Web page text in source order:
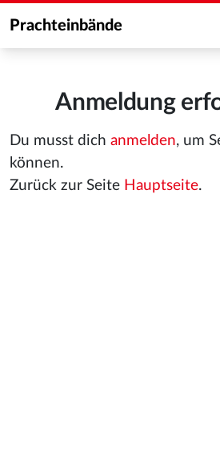
Prachteinbände
Anmeldung
Du musst dich anmelden, um
können.
Zurück zur Seite Hauptseite.